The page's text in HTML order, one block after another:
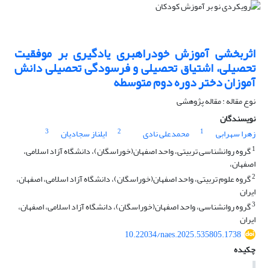
اثربخشی آموزش خودراهبری یادگیری بر موفقیت
تحصیلی، اشتیاق تحصیلی و فرسودگی تحصیلی دانش
آموزان دختر دوره دوم متوسطه
نوع مقاله : مقاله پژوهشی
نویسندگان
زهرا سهرابی
1 محمدعلی نادی 2 ایلناز سجادیان
3
1گروه روانشناسی تربیتی، واحد اصفهان(خوراسگان)، دانشگاه آزاد اسلامی،
اصفهان،
2گروه علوم تربیتی، واحد اصفهان(خوراسگان)، دانشگاه آزاد اسلامی، اصفهان،
ایران
3گروه روانشناسی، واحد اصفهان(خوراسگان)، دانشگاه آزاد اسلامی، اصفهان،
ایران
10.22034/naes.2025.535805.1738
چکیده